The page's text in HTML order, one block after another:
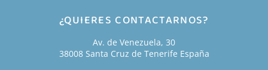
¿QUIERES CONTACTARNOS?
Av. de Venezuela, 30
38008 Santa Cruz de Tenerife España